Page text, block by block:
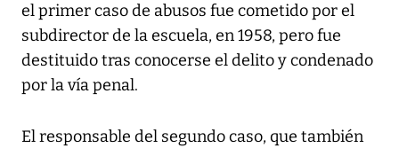
el primer caso de abusos fue cometido por el
subdirector de la escuela, en 1958, pero fue
destituido tras conocerse el delito y condenado
por la vía penal.
El responsable del segundo caso, que también